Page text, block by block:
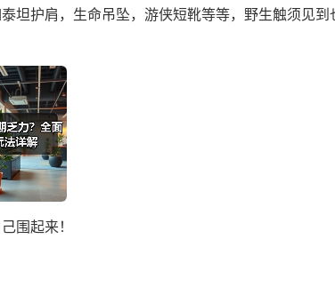
坦护肩，生命吊坠，游侠短靴等等，野生触须见到
围起来！